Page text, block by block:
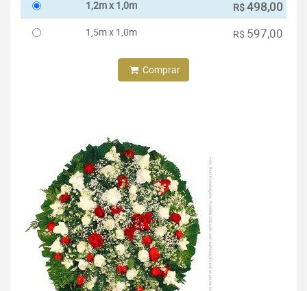
1,2m x 1,0m R$498,00
1,5m x 1,0m R$ 597,00
Comprar